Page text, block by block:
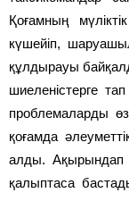
Қоғамның
күшейіп,
құлдырауы
шиеленістерге
проблемаларды
қоғамда
алды.
қалыптаса